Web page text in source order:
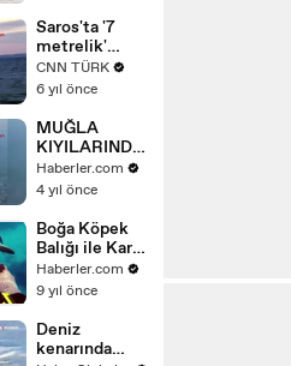
Adamı
saniyeler
içinde toz
haline
getiriyor
Saros'ta '7
metrelik'
köpekbalığı
cep telefonu
CNN TÜRK
6 yıl önce
MUĞLA
KIYILARINDA
KÖPEKBALIĞ
I GÖRÜLDÜ
Haberler.com
4 yıl önce
Boğa Köpek
Balığı ile Karşı
Karşıya Geldi,
Son Andaki
Ölümden
Kurtuldu
Haberler.com
9 yıl önce
Deniz
kenarında